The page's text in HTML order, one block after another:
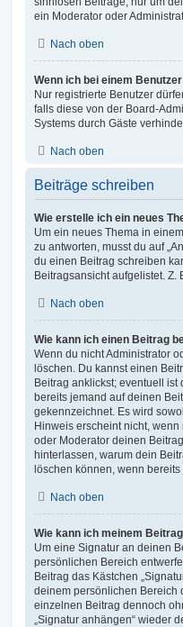
ein Moderator oder
Nach oben
Wenn ich bei einem
Nur registrierte Benutzer
falls diese von der Board-
Systems durch Gäste
Nach oben
Beiträge schreiben
Wie erstelle ich ein neues
Um ein neues Thema in
zu antworten, musst du auf
du einen Beitrag schreiben
Beitragsansicht aufgelistet. Z.
Nach oben
Wie kann ich einen Beitrag
Wenn du nicht Administrator
löschen. Du kannst einen
Beitrag anklickst; eventuell
bereits jemand auf deinen
gekennzeichnet. Es wird
Hinweis erscheint nicht,
oder Moderator deinen
hinterlassen, warum dein
löschen können, wenn
Nach oben
Wie kann ich meinem
Um eine Signatur an deinen
persönlichen Bereich
Beitrag das Kästchen
deinem persönlichen Bereich
einzelnen Beitrag dennoch
„Signatur anhängen“ wieder